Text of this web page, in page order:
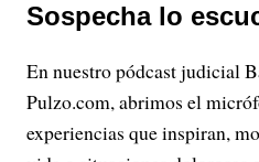
Sospecha lo
En nuestro pódcast judicial
Pulzo.com, abrimos el
experiencias que inspiran,